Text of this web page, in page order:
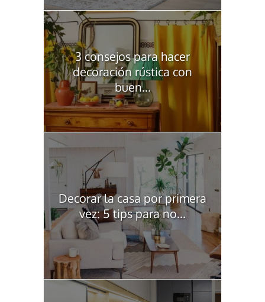
3 consejos para hacer
decoración rústica con
buen...
Decorar la casa por primera
vez: 5 tips para no...